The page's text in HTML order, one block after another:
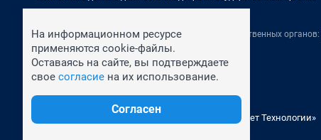
Контактные данные для Роскомнадзора и государственных органов:
Техподдержка: help@shkulev.ru
© ООО «Интернет Технологии»
На информационном ресурсе
применяются cookie-файлы.
Оставаясь на сайте, вы подтверждаете
свое согласие на их использование.
Согласен